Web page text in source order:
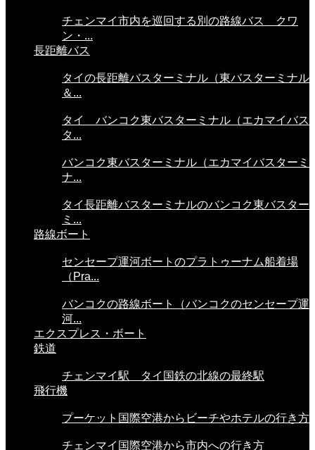
チェンマイ市内を巡回する別の路線バス クワ
ン・...
長距離バス
タイの長距離バスターミナル（東バスターミナル
＆...
タイ バンコク東バスターミナル（エカマイバス
タ...
バンコク東バスターミナル（エカマイバスターミ
ナ...
タイ長距離バスターミナルのバンコク東バスター
ミ...
路線ボート
センセープ運河ボートのプラトゥーナム船着場
（Pra...
バンコクの路線ボート（バンコクのセンセープ運
河...
エクスプレス・ボート
鉄道
チェンマイ駅 タイ国鉄の北線の最終駅
飛行機
プーケット国際空港からビーチやホテルの行き方
チェンマイ国際空港から市内への行き方